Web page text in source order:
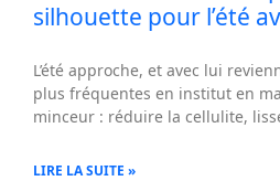
silhouette pour l’été
L’été approche, et avec lui
plus fréquentes en institut en
minceur : réduire la cellulite,
LIRE LA SUITE »